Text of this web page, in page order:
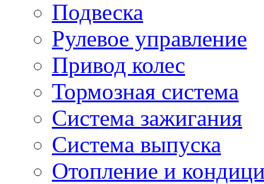
Подвеска
Рулевое управление
Привод колес
Тормозная система
Система зажигания
Система выпуска
Отопление и